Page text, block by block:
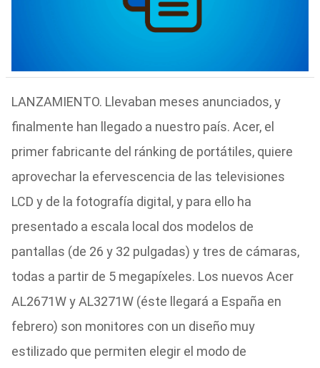
LANZAMIENTO. Llevaban meses anunciados, y
finalmente han llegado a nuestro país. Acer, el
primer fabricante del ránking de portátiles, quiere
aprovechar la efervescencia de las televisiones
LCD y de la fotografía digital, y para ello ha
presentado a escala local dos modelos de
pantallas (de 26 y 32 pulgadas) y tres de cámaras,
todas a partir de 5 megapíxeles. Los nuevos Acer
AL2671W y AL3271W (éste llegará a España en
febrero) son monitores con un diseño muy
estilizado que permiten elegir el modo de